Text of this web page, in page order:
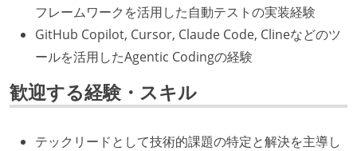
フレームワークを活用した自動テストの実装経験
GitHub Copilot, Cursor, Claude Code, Clineなどのツ
ールを活用したAgentic Codingの経験
歓迎する経験・スキル
テックリードとして技術的課題の特定と解決を主導し